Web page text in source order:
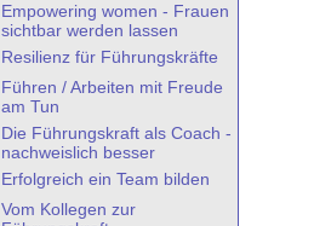
Empowering women - Frauen
sichtbar werden lassen
Resilienz für Führungskräfte
Führen / Arbeiten mit Freude
am Tun
Die Führungskraft als Coach -
nachweislich besser
Erfolgreich ein Team bilden
Vom Kollegen zur